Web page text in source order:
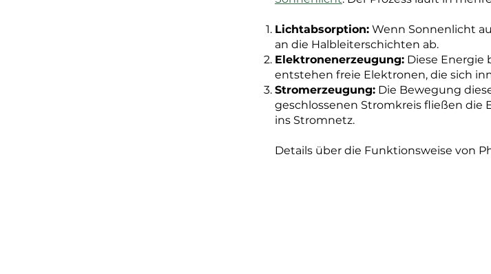
Lichtabsorption: Wenn Sonnenlicht
an die Halbleiterschichten ab.
Elektronenerzeugung: Diese Energie
entstehen freie Elektronen, die sich
Stromerzeugung: Die Bewegung
geschlossenen Stromkreis fließen die
ins Stromnetz.
Details über die Funktionsweise von